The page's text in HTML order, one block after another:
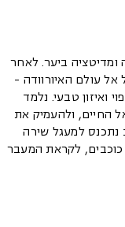
ביער. לאחר
אל עולם האיורוודה -
ואיזון טבעי. נלמד
החיים, ולהעמיק את
נתכנס למעגל שירה
כוכבים, לקראת המעבר